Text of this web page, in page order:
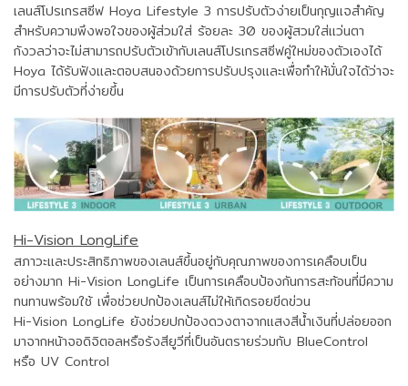
เลนส์โปรเกรสซีฟ Hoya Lifestyle 3 การปรับตัวง่ายเป็นกุญแจสำคัญ
สำหรับความพึงพอใจของผู้ส่วมใส่ ร้อยละ 30 ของผู้สวมใส่แว่นตา
กังวลว่าจะไม่สามารถปรับตัวเข้ากับเลนส์โปรเกรสซีฟคู่ใหม่ของตัวเองได้
Hoya ได้รับฟังและตอบสนองด้วยการปรับปรุงและเพื่อทำให้มั่นใจได้ว่าจะ
มีการปรับตัวที่ง่ายขึ้น
Hi-Vision LongLife
สภาวะและประสิทธิภาพของเลนส์ขึ้นอยู่กับคุณภาพของการเคลือบเป็น
อย่างมาก Hi-Vision LongLife เป็นการเคลือบป้องกันการสะท้อนที่มีความ
ทนทานพร้อมใช้ เพื่อช่วยปกป้องเลนส์ไม่ให้เกิดรอยขีดข่วน
Hi-Vision LongLife ยังช่วยปกป้องดวงตาจากแสงสีน้ำเงินที่ปล่อยออก
มาจากหน้าจอดิจิตอลหรือรังสียูวีที่เป็นอันตรายร่วมกับ BlueControl
หรือ UV Control